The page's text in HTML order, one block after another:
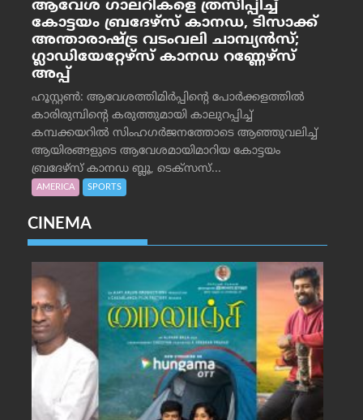
ആവേശ ഗാലറികളെ ത്രസിപ്പിച്ച്
കോട്ടയം ബ്രദേഴ്‌സ് കാനഡ, ടിസാക്ക്
അന്താരാഷ്ട്ര വടംവലി ചാമ്പ്യന്‍സ്;
ഗ്ലാഡിയേറ്റേഴ്‌സ് കാനഡ റണ്ണേഴ്‌സ്
അപ്പ്
ഹൂസ്റ്റണ്‍: ആവേശത്തിമിര്‍പ്പിന്റെ പോര്‍ക്കളത്തില്‍
കാരിരുമ്പിന്റെ കരുത്തുമായി കാലുറപ്പിച്ച്
കമ്പക്കയറില്‍ സിംഹഗര്‍ജനത്തോടെ ആഞ്ഞുവലിച്ച്
ആയിരങ്ങളുടെ ആവേശമായിമാറിയ കോട്ടയം
ബ്രദേഴ്‌സ് കാനഡ ബ്ലൂ, ടെക്‌സസ്...
AMERICA SPORTS
CINEMA